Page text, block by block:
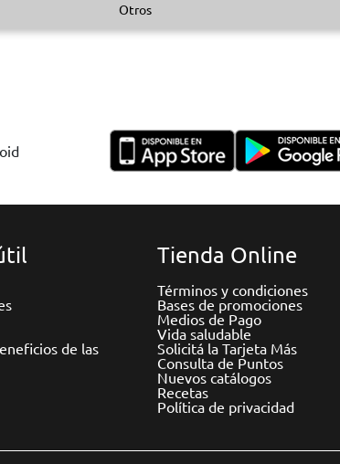
Otros
de las
Tienda Online
Términos y condiciones
Bases de promociones
Medios de Pago
Vida saludable
Solicitá la Tarjeta Más
Consulta de Puntos
Nuevos catálogos
Recetas
Política de privacidad